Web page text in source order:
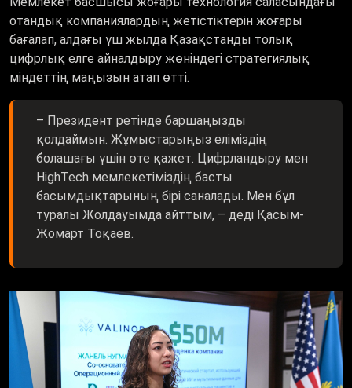
отандық компаниялардың жетістіктерін жоғары
бағалап, алдағы үш жылда Қазақстанды толық
цифрлық елге айналдыру жөніндегі стратегиялық
міндеттің маңызын атап өтті.
– Президент ретінде баршаңызды
қолдаймын. Жұмыстарыңыз еліміздің
болашағы үшін өте қажет. Цифрландыру мен
HighTech мемлекетіміздің басты
басымдықтарының бірі саналады. Мен бұл
туралы Жолдауымда айттым, – деді Қасым-
Жомарт Тоқаев.